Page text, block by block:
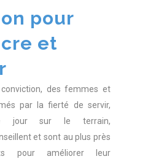
pour
et
des femmes et
par la fierté de servir,
jour sur le terrain,
et sont au plus près
pour améliorer leur